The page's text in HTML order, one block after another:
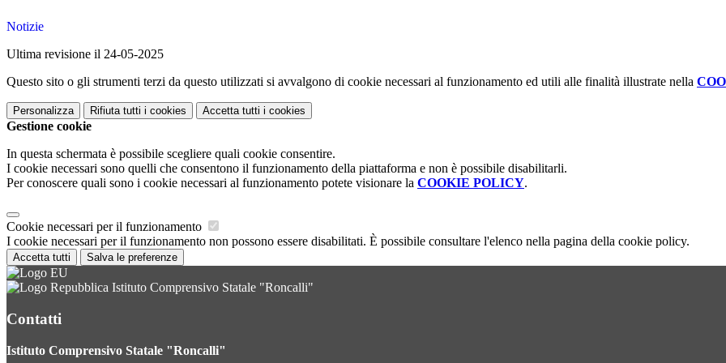
Notizie
Ultima revisione il 24-05-2025
Questo sito o gli strumenti terzi da questo utilizzati si avvalgono di cookie necessari al funzionamento ed utili alle finalità illustrate nella
Personalizza Rifiuta tutti i cookies Accetta tutti i cookies
Gestione cookie
In questa schermata è possibile scegliere quali cookie consentire.
I cookie necessari sono quelli che consentono il funzionamento della piattaforma e non è possibile disabilitarli.
Per conoscere quali sono i cookie necessari al funzionamento potete visionare la COOKIE POLICY.
Cookie necessari per il funzionamento
I cookie necessari per il funzionamento non possono essere disabilitati. È possibile consultare l'elenco nella pagina della cookie policy.
Accetta tutti Salva le preferenze
Istituto Comprensivo Statale "Roncalli"
Contatti
Istituto Comprensivo Statale "Roncalli"